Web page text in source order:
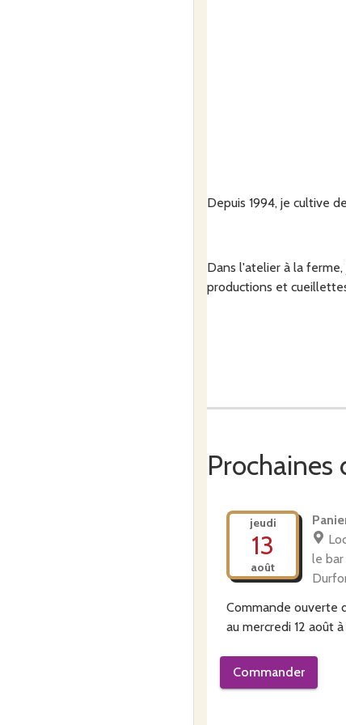
Depuis 1994, je cultive
Dans l'atelier à la
productions et
En cuisine, je
Les confitures et sirops
Les fruits, cueillis à
jeudi
13
août
le
Commande ouverte
au mercredi 12 août
Commander